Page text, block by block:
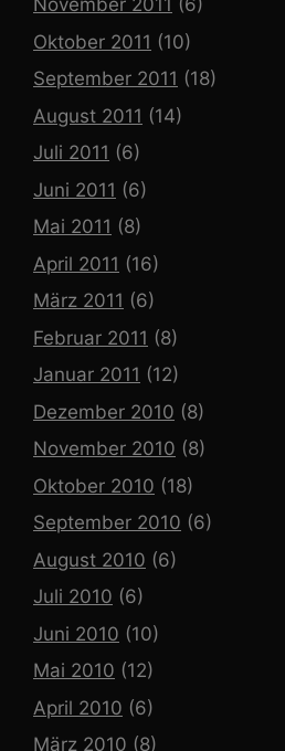
November 2011 (6)
Oktober 2011 (10)
September 2011 (18)
August 2011 (14)
Juli 2011 (6)
Juni 2011 (6)
Mai 2011 (8)
April 2011 (16)
März 2011 (6)
Februar 2011 (8)
Januar 2011 (12)
Dezember 2010 (8)
November 2010 (8)
Oktober 2010 (18)
September 2010 (6)
August 2010 (6)
Juli 2010 (6)
Juni 2010 (10)
Mai 2010 (12)
April 2010 (6)
März 2010 (8)